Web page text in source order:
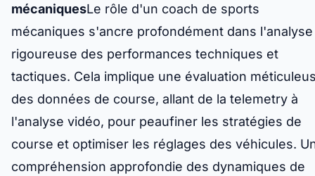
mécaniquesLe rôle d'un coach de sports
mécaniques s'ancre profondément dans l'analyse
rigoureuse des performances techniques et
tactiques. Cela implique une évaluation
des données de course, allant de la telemetry à
l'analyse vidéo, pour peaufiner les stratégies de
course et optimiser les réglages des véhicules.
compréhension approfondie des dynamiques de